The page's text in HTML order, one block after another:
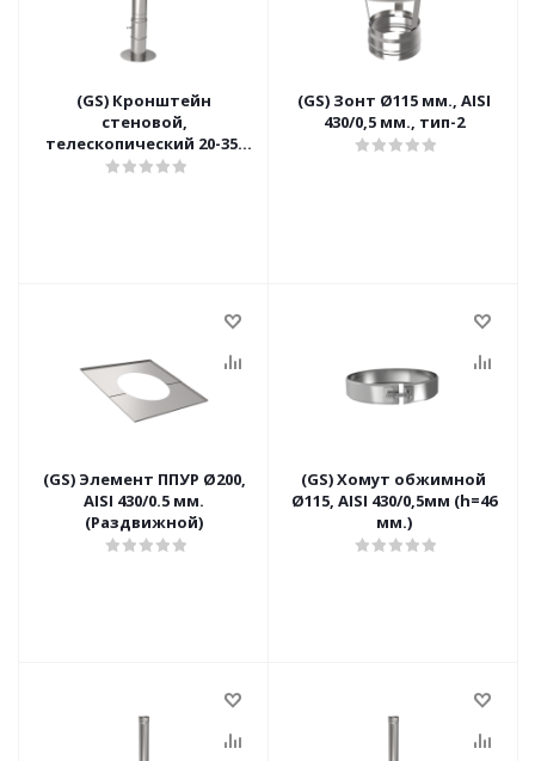
(GS) Кронштейн
стеновой,
телескопический 20-35,
Ø200 мм., AISI 430/0,8 мм.
(GS) Зонт Ø115 мм., AISI
430/0,5 мм., тип-2
(GS) Элемент ППУР Ø200,
AISI 430/0.5 мм.
(Раздвижной)
(GS) Хомут обжимной
Ø115, AISI 430/0,5мм (h=46
мм.)